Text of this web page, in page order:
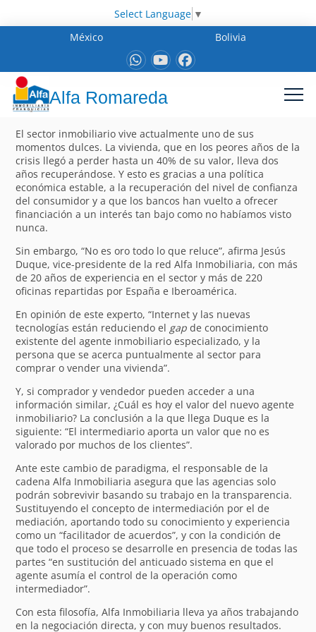
Select Language ▼
México
Bolivia
Alfa Romareda
El sector inmobiliario vive actualmente uno de sus
momentos dulces. La vivienda, que en los peores años de la
crisis llegó a perder hasta un 40% de su valor, lleva dos
años recuperándose. Y esto es gracias a una política
económica estable, a la recuperación del nivel de confianza
del consumidor y a que los bancos han vuelto a ofrecer
financiación a un interés tan bajo como no habíamos visto
nunca.
Sin embargo, “No es oro todo lo que reluce”, afirma Jesús
Duque, vice-presidente de la red Alfa Inmobiliaria, con más
de 20 años de experiencia en el sector y más de 220
oficinas repartidas por España e Iberoamérica.
En opinión de este experto, “Internet y las nuevas
tecnologías están reduciendo el gap de conocimiento
existente del agente inmobiliario especializado, y la
persona que se acerca puntualmente al sector para
comprar o vender una vivienda”.
Y, si comprador y vendedor pueden acceder a una
información similar, ¿Cuál es hoy el valor del nuevo agente
inmobiliario? La conclusión a la que llega Duque es la
siguiente: “El intermediario aporta un valor que no es
valorado por muchos de los clientes”.
Ante este cambio de paradigma, el responsable de la
cadena Alfa Inmobiliaria asegura que las agencias solo
podrán sobrevivir basando su trabajo en la transparencia.
Sustituyendo el concepto de intermediación por el de
mediación, aportando todo su conocimiento y experiencia
como un “facilitador de acuerdos”, y con la condición de
que todo el proceso se desarrolle en presencia de todas las
partes “en sustitución del anticuado sistema en que el
agente asumía el control de la operación como
intermediador”.
Con esta filosofía, Alfa Inmobiliaria lleva ya años trabajando
en la negociación directa, y con muy buenos resultados.